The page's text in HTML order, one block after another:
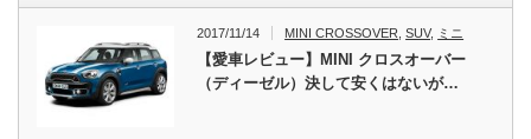
2017/11/14 MINI CROSSOVER ,SUV, ミニ
【愛車レビュー】MINI クロスオーバー
（ディーゼル）決して安くはないが…